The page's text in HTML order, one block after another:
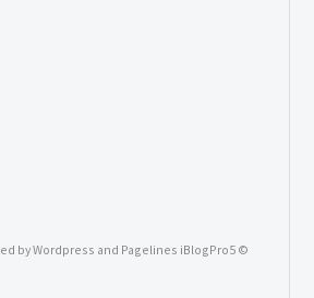
by Wordpress and Pagelines iBlogPro5 ©